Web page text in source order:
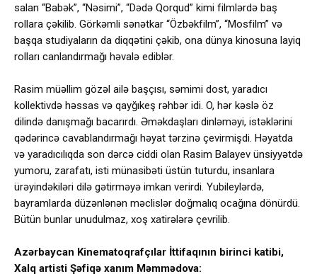
salan “Babək”, “Nəsimi”, “Dədə Qorqud” kimi filmlərdə baş
rollara çəkilib. Görkəmli sənətkar “Özbəkfilm”, “Mosfilm” və
başqa studiyaların da diqqətini çəkib, ona dünya kinosuna layiq
rolları canlandırmağı həvalə ediblər.
Rasim müəllim gözəl ailə başçısı, səmimi dost, yaradıcı
kollektivdə həssas və qayğıkeş rəhbər idi. O, hər kəslə öz
dilində danışmağı bacarırdı. Əməkdaşları dinləməyi, istəklərini
qədərincə cavablandırmağı həyat tərzinə çevirmişdi. Həyatda
və yaradıcılıqda son dərcə ciddi olan Rasim Balayev ünsiyyətdə
yumoru, zarafatı, isti münasibəti üstün tuturdu, insanlara
ürəyindəkiləri dilə gətirməyə imkan verirdi. Yubileylərdə,
bayramlarda düzənlənən məclislər doğmalıq ocağına dönürdü.
Bütün bunlar unudulmaz, xoş xatirələrə çevrilib.
Azərbaycan Kinematoqrafçılar İttifaqının birinci katibi,
Xalq artisti Şəfiqə xanım Məmmədova: